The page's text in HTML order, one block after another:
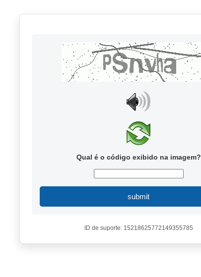
Qual é o código exibido na imagem?
submit
ID de suporte: 15218625772149355785